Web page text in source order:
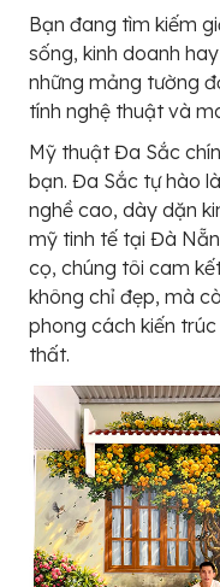
Bạn đang tìm kiếm
sống, kinh doanh
những mảng tường
tính nghệ thuật và
Mỹ thuật Đa Sắc
bạn. Đa Sắc tự hào
nghề cao, dày dặn
mỹ tinh tế tại Đà
cọ, chúng tôi cam
không chỉ đẹp, mà
phong cách kiến
thất.